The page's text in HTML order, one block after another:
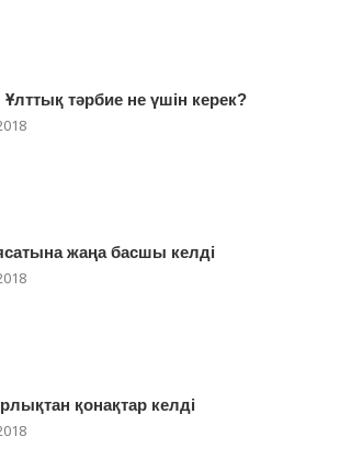
тәрбие не үшін керек?
жаңа басшы келді
қонақтар келді